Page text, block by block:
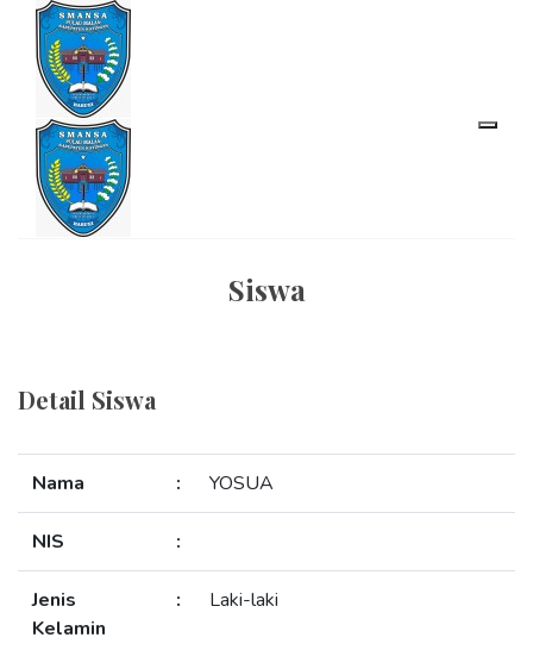
Siswa
Detail Siswa
Nama : YOSUA
NIS :
Jenis
Kelamin
: Laki-laki